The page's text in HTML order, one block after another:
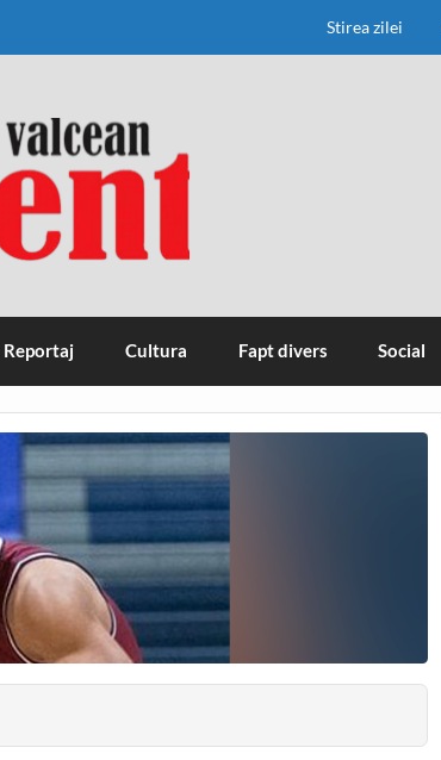
Stirea zilei
Reportaj Cultura Fapt divers Social